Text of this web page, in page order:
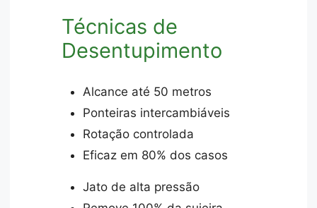
Técnicas de
Desentupimento
Alcance até 50 metros
Ponteiras intercambiáveis
Rotação controlada
Eficaz em 80% dos casos
Jato de alta pressão